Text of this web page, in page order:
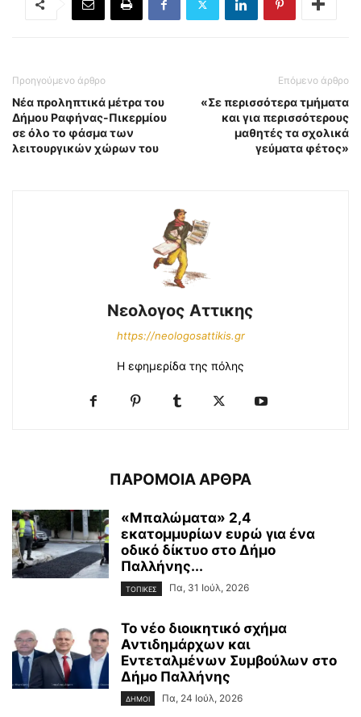
Προηγούμενο άρθρο
Νέα προληπτικά μέτρα του
Δήμου Ραφήνας-Πικερμίου
σε όλο το φάσμα των
λειτουργικών χώρων του
Επόμενο άρθρο
«Σε περισσότερα τμήματα
και για περισσότερους
μαθητές τα σχολικά
γεύματα φέτος»
Νεολογος Αττικης
https://neologosattikis.gr
Η εφημερίδα της πόλης
ΠΑΡΟΜΟΙΑ ΑΡΘΡΑ
«Μπαλώματα» 2,4
εκατομμυρίων ευρώ για ένα
οδικό δίκτυο στο Δήμο
Παλλήνης...
ΤΟΠΙΚΕΣ Πα, 31 Ιούλ, 2026
Το νέο διοικητικό σχήμα
Αντιδημάρχων και
Εντεταλμένων Συμβούλων στο
Δήμο Παλλήνης
ΔΗΜΟΙ Πα, 24 Ιούλ, 2026